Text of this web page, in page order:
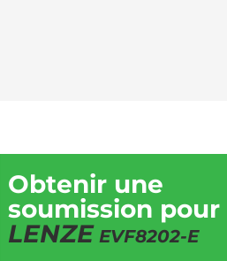
Obtenir une
soumission pour
LENZE EVF8202-E